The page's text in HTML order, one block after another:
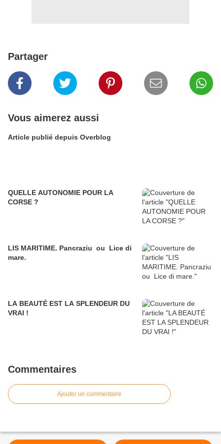
Partager
Vous aimerez aussi
Article publié depuis Overblog
QUELLE AUTONOMIE POUR LA
CORSE ?
LIS MARITIME. Pancraziu ou Lice di
mare.
LA BEAUTÉ EST LA SPLENDEUR DU
VRAI !
Commentaires
Ajouter un commentaire